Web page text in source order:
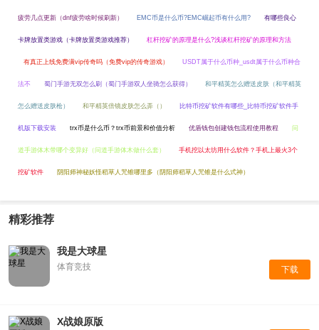
疲劳几点更新（dnf疲劳啥时候刷新） EMC币是什么币?EMC崛起币有什么用? 有哪些良心
卡牌放置类游戏（卡牌放置类游戏推荐） 杠杆挖矿的原理是什么?浅谈杠杆挖矿的原理和方法
有真正上线免费满vip传奇吗（免费vip的传奇游戏） USDT属于什么币种_usdt属于什么币种合
法不 蜀门手游无双怎么刷（蜀门手游双人坐骑怎么获得） 和平精英怎么赠送皮肤（和平精英
怎么赠送皮肤枪） 和平精英倍镜皮肤怎么弄（） 比特币挖矿软件有哪些_比特币挖矿软件手
机版下载安装 trx币是什么币？trx币前景和价值分析 优盾钱包创建钱包流程使用教程 问
道手游体木带哪个变异好（问道手游体木做什么套） 手机挖以太坊用什么软件？手机上最火3个
挖矿软件 阴阳师神秘妖怪稻草人咒锥哪里多（阴阳师稻草人咒锥是什么式神）
精彩推荐
我是大球星
体育竞技 下载
X战娘原版